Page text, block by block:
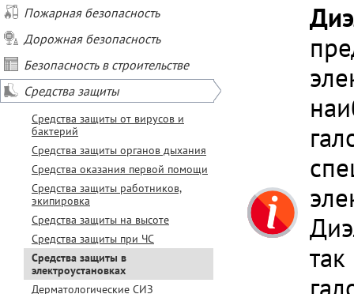
Пожарная безопасность
Дорожная безопасность
Безопасность в строительстве
Средства защиты
Средства защиты от вирусов и
бактерий
Средства защиты органов дыхания
Средства оказания первой помощи
Средства защиты работников,
экипировка
Средства защиты на высоте
Средства защиты при ЧС
Средства защиты в
электроустановках
Дерматологические СИЗ